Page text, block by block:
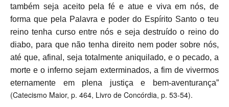
também seja aceito pela fé e atue e viva em nós, de
forma que pela Palavra e poder do Espírito Santo o teu
reino tenha curso entre nós e seja destruído o reino do
diabo, para que não tenha direito nem poder sobre nós,
até que, afinal, seja totalmente aniquilado, e o pecado, a
morte e o inferno sejam exterminados, a fim de vivermos
eternamente em plena justiça e bem-aventurança”
(Catecismo Maior, p. 464, Livro de Concórdia, p. 53-54).